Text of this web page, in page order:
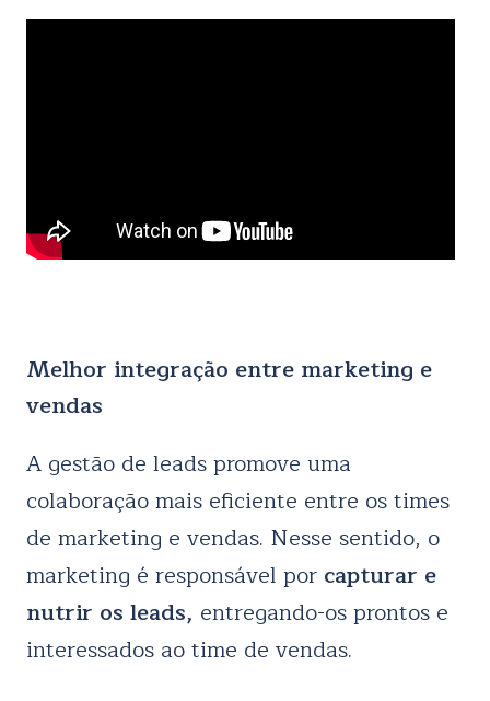
Melhor integração entre marketing e
vendas
A gestão de leads promove uma
colaboração mais eficiente entre os times
de marketing e vendas. Nesse sentido, o
marketing é responsável por capturar e
nutrir os leads, entregando-os prontos e
interessados ao time de vendas.